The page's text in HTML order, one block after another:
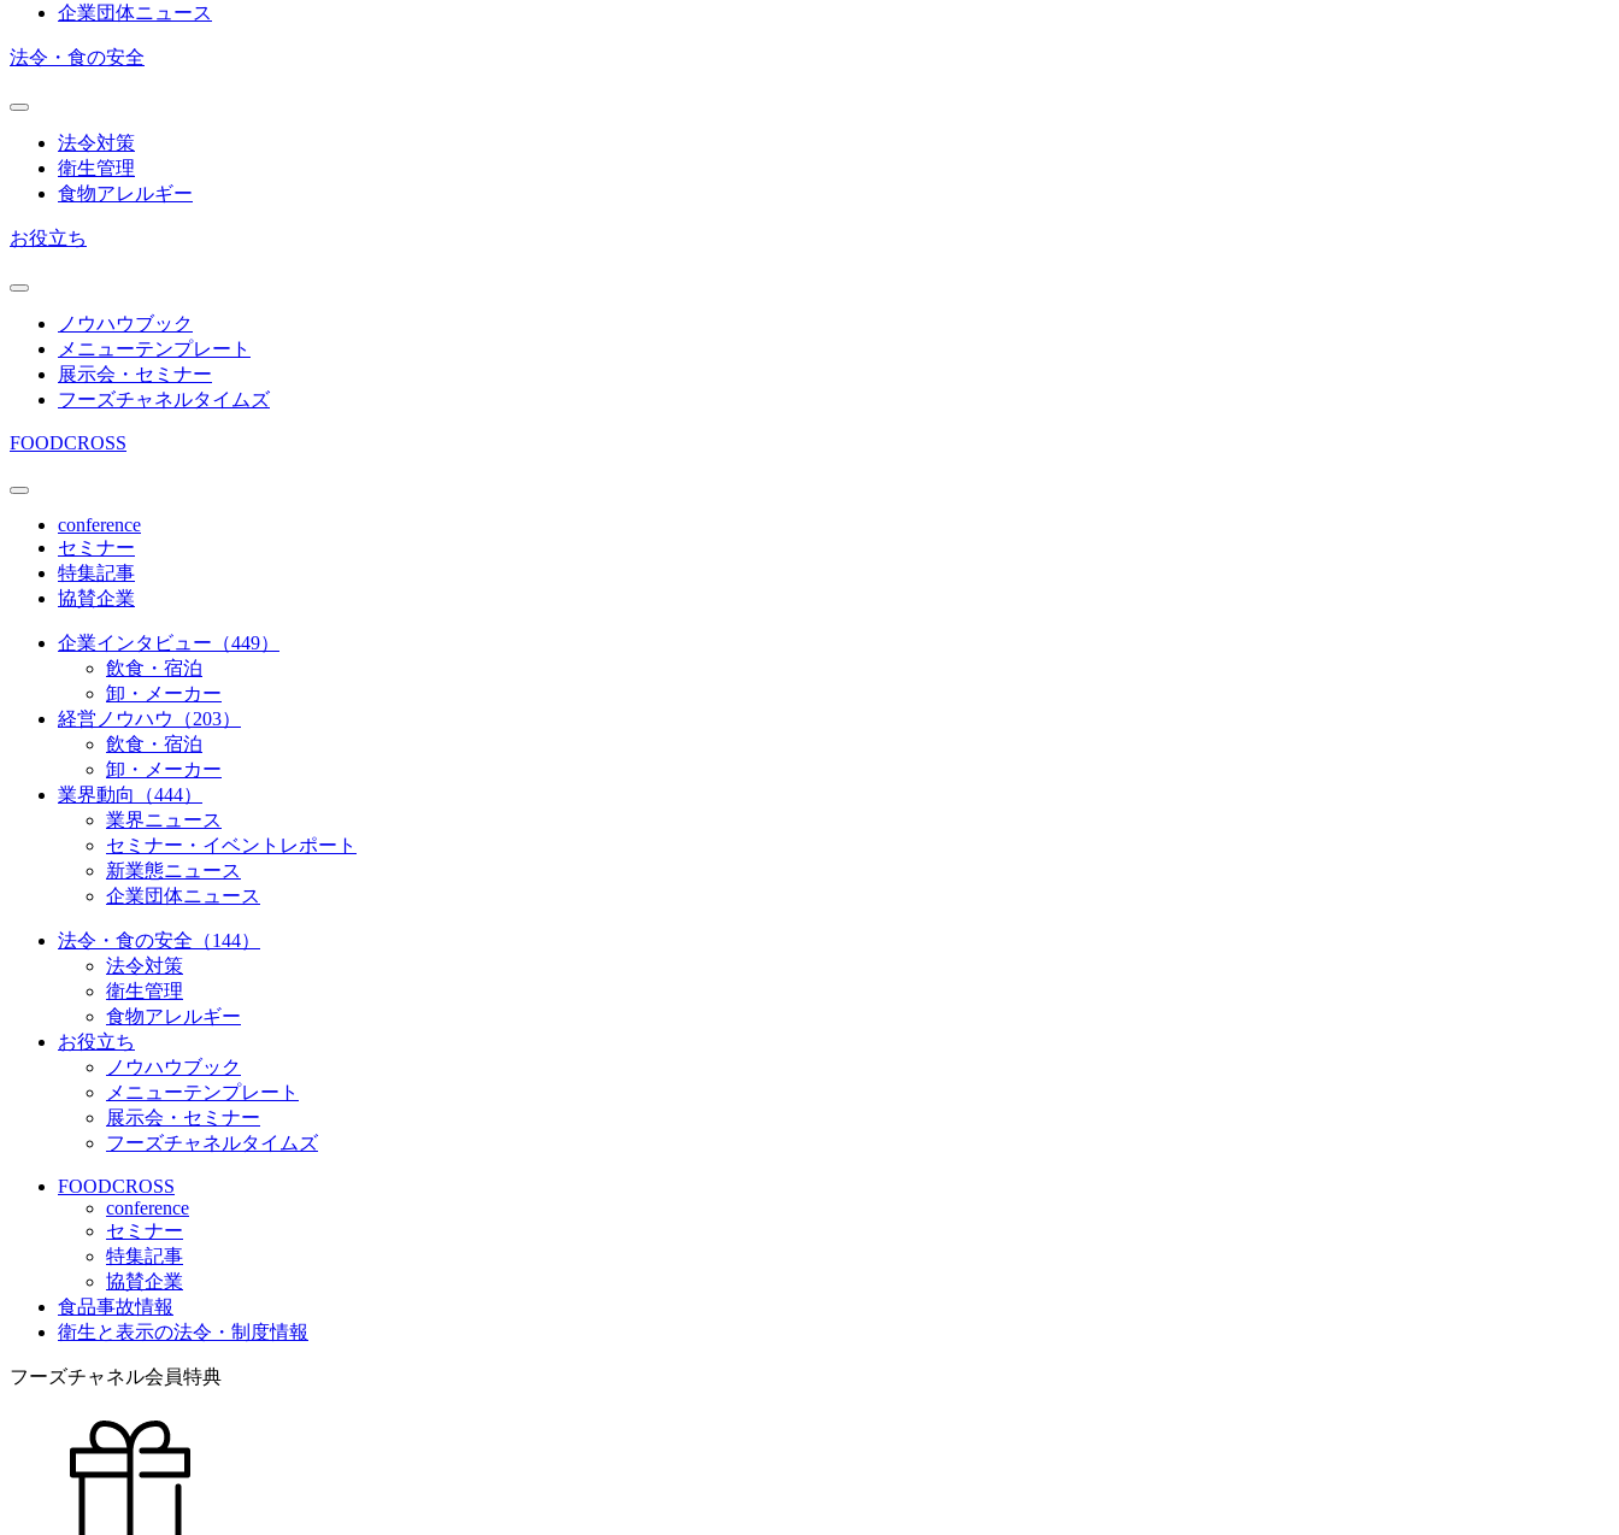
企業団体ニュース
法令・食の安全
法令対策
衛生管理
食物アレルギー
お役立ち
ノウハウブック
メニューテンプレート
展示会・セミナー
フーズチャネルタイムズ
FOODCROSS
conference
セミナー
特集記事
協賛企業
企業インタビュー（449）
飲食・宿泊
卸・メーカー
経営ノウハウ（203）
飲食・宿泊
卸・メーカー
業界動向（444）
業界ニュース
セミナー・イベントレポート
新業態ニュース
企業団体ニュース
法令・食の安全（144）
法令対策
衛生管理
食物アレルギー
お役立ち
ノウハウブック
メニューテンプレート
展示会・セミナー
フーズチャネルタイムズ
FOODCROSS
conference
セミナー
特集記事
協賛企業
食品事故情報
衛生と表示の法令・制度情報
フーズチャネル会員特典